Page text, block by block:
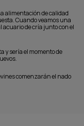
alimentación de calidad
Cuando veamos una
de cría junto con el
y sería el momento de
comenzarán el nado